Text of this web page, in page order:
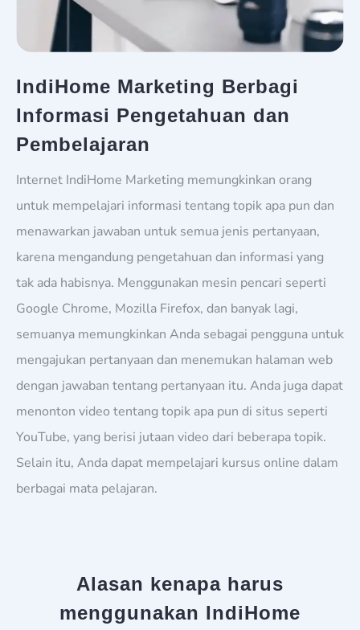
IndiHome Marketing Berbagi
Informasi Pengetahuan dan
Pembelajaran
Internet IndiHome Marketing memungkinkan orang
untuk mempelajari informasi tentang topik apa pun dan
menawarkan jawaban untuk semua jenis pertanyaan,
karena mengandung pengetahuan dan informasi yang
tak ada habisnya. Menggunakan mesin pencari seperti
Google Chrome, Mozilla Firefox, dan banyak lagi,
semuanya memungkinkan Anda sebagai pengguna untuk
mengajukan pertanyaan dan menemukan halaman web
dengan jawaban tentang pertanyaan itu. Anda juga dapat
menonton video tentang topik apa pun di situs seperti
YouTube, yang berisi jutaan video dari beberapa topik.
Selain itu, Anda dapat mempelajari kursus online dalam
berbagai mata pelajaran.
Alasan kenapa harus
menggunakan IndiHome